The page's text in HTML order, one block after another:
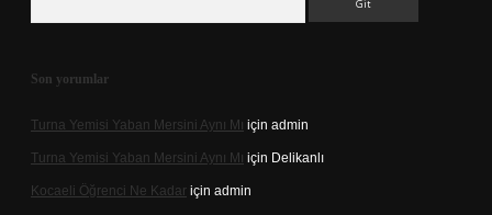
Son yorumlar
Turna Yemisi Yaban Mersini Aynı Mı için admin
Turna Yemisi Yaban Mersini Aynı Mı için Delikanlı
Kocaeli Öğrenci Ne Kadar için admin